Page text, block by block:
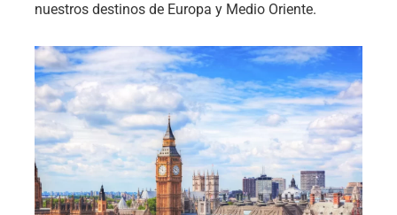
nuestros destinos de Europa y Medio Oriente.